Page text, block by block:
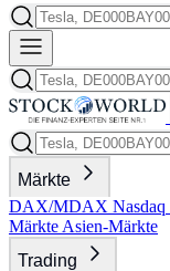
Märkte
DAX/MDAX Nasdaq
Märkte Asien-Märkte
Trading